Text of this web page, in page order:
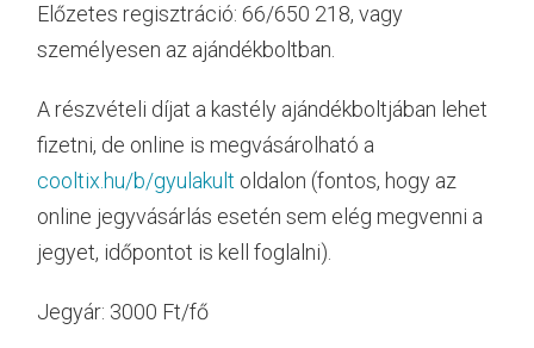
Előzetes regisztráció: 66/650 218, vagy
személyesen az ajándékboltban.
A részvételi díjat a kastély ajándékboltjában lehet
fizetni, de online is megvásárolható a
cooltix.hu/b/gyulakult oldalon (fontos, hogy az
online jegyvásárlás esetén sem elég megvenni a
jegyet, időpontot is kell foglalni).
Jegyár: 3000 Ft/fő